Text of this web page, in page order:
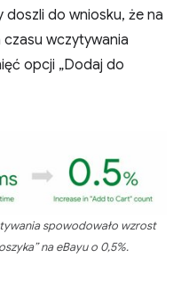
do wniosku, że na
wczytywania
opcji „Dodaj do
spowodowało wzrost
na eBayu o 0,5%.